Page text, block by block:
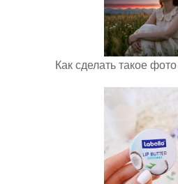
Как сделать такое